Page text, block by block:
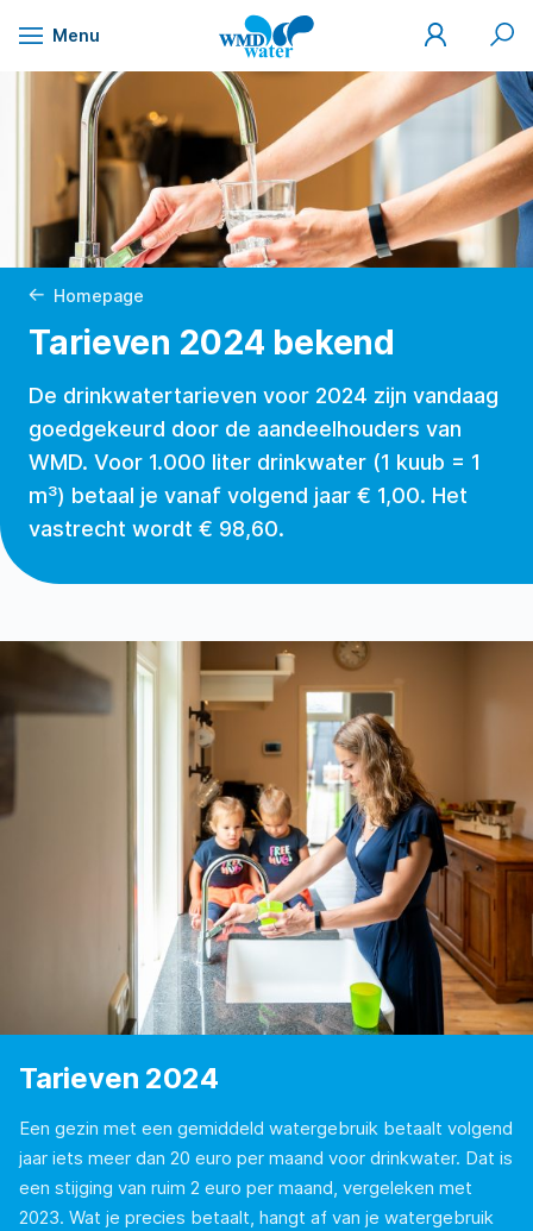
Naar
inhoud
Menu
WMD
Drinkwater
Mijn
WMD
Zoek
Tarieven 2024 bekend
Homepage
De drinkwatertarieven voor 2024 zijn vandaag
goedgekeurd door de aandeelhouders van
WMD. Voor 1.000 liter drinkwater (1 kuub = 1
m³) betaal je vanaf volgend jaar € 1,00. Het
vastrecht wordt € 98,60.
Tarieven 2024
Een gezin met een gemiddeld watergebruik betaalt volgend
jaar iets meer dan 20 euro per maand voor drinkwater. Dat is
een stijging van ruim 2 euro per maand, vergeleken met
2023. Wat je precies betaalt, hangt af van je watergebruik